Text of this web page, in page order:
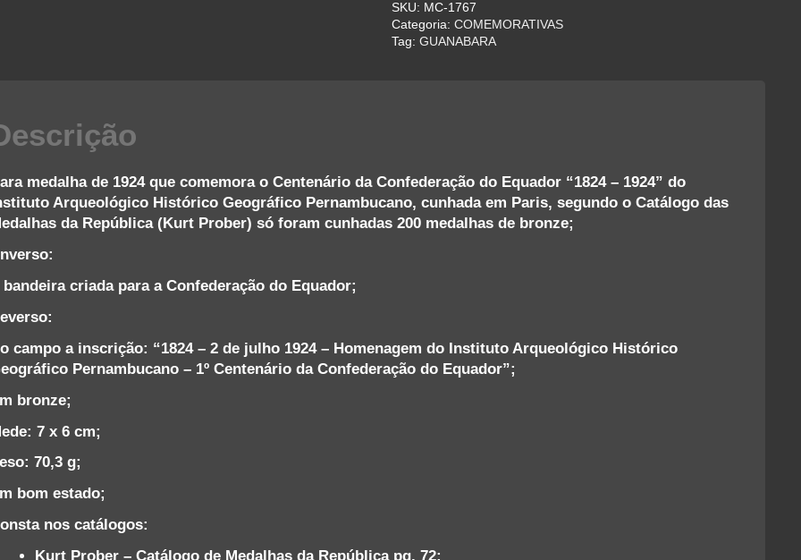
DO
EQUADOR
SKU: MC-1767
Categoria:COMEMORATIVAS
Tag:GUANABARA
medalha de 1924 que comemora o Centenário da Confederação do Equador “1824 – 1924” do
Arqueológico Histórico Geográfico Pernambucano, cunhada em Paris, segundo o Catálogo das
da República (Kurt Prober) só foram cunhadas 200 medalhas de bronze;
bandeira criada para a Confederação do Equador;
campo a inscrição: “1824 – 2 de julho 1924 – Homenagem do Instituto Arqueológico Histórico
Pernambucano – 1º Centenário da Confederação do Equador”;
bronze;
7 x 6 cm;
70,3 g;
bom estado;
nos catálogos:
Kurt Prober – Catálogo de Medalhas da República pg. 72;